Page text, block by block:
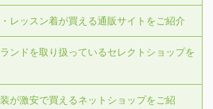
レッスン着が買える通販サイトをご紹介
ンドを取り扱っているセレクトショップを
が激安で買えるネットショップをご紹